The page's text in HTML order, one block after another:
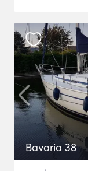
Bavaria 38